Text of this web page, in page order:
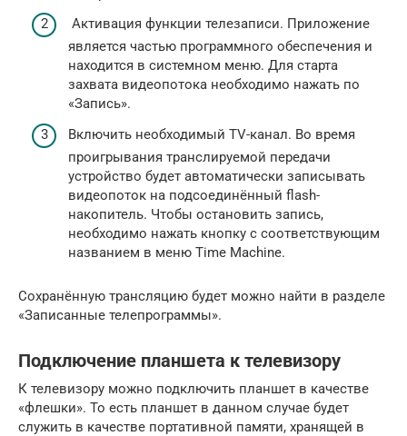
Активация функции телезаписи. Приложение
является частью программного обеспечения и
находится в системном меню. Для старта
захвата видеопотока необходимо нажать по
«Запись».
Включить необходимый TV-канал. Во время
проигрывания транслируемой передачи
устройство будет автоматически записывать
видеопоток на подсоединённый flash-
накопитель. Чтобы остановить запись,
необходимо нажать кнопку с соответствующим
названием в меню Time Machine.
Сохранённую трансляцию будет можно найти в разделе
«Записанные телепрограммы».
Подключение планшета к телевизору
К телевизору можно подключить планшет в качестве
«флешки». То есть планшет в данном случае будет
служить в качестве портативной памяти, хранящей в